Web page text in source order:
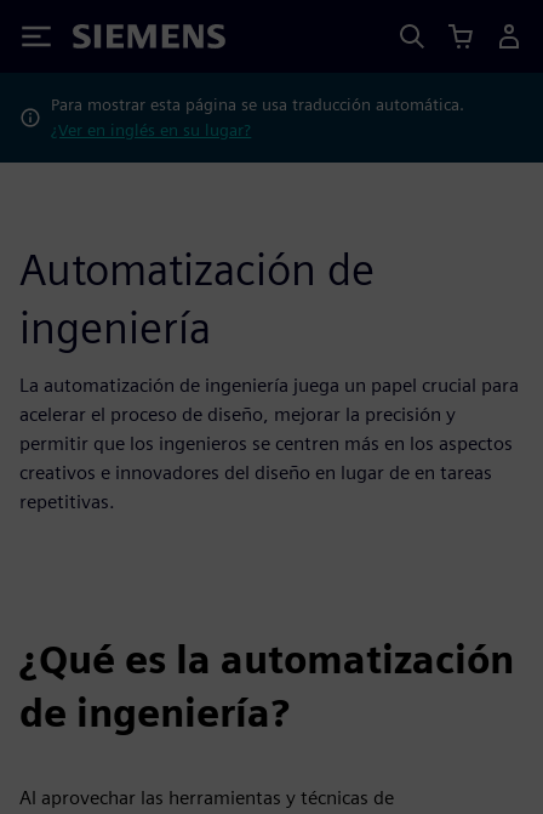
Siemens
Para mostrar esta página se usa traducción automática.
¿Ver en inglés en su lugar?
Automatización de
ingeniería
La automatización de ingeniería juega un papel crucial para
acelerar el proceso de diseño, mejorar la precisión y
permitir que los ingenieros se centren más en los aspectos
creativos e innovadores del diseño en lugar de en tareas
repetitivas.
¿Qué es la automatización
de ingeniería?
Al aprovechar las herramientas y técnicas de